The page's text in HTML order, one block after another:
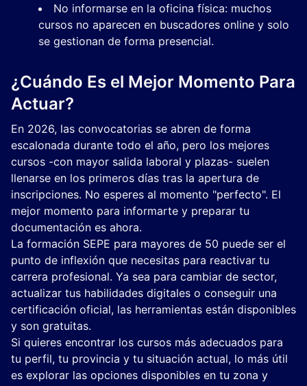
No informarse en la oficina física: muchos
cursos no aparecen en buscadores online y solo
se gestionan de forma presencial.
¿Cuándo Es el Mejor Momento Para
Actuar?
En 2026, las convocatorias se abren de forma
escalonada durante todo el año, pero los mejores
cursos -con mayor salida laboral y plazas- suelen
llenarse en los primeros días tras la apertura de
inscripciones. No esperes al momento "perfecto". El
mejor momento para informarte y preparar tu
documentación es ahora.
La formación SEPE para mayores de 50 puede ser el
punto de inflexión que necesitas para reactivar tu
carrera profesional. Ya sea para cambiar de sector,
actualizar tus habilidades digitales o conseguir una
certificación oficial, las herramientas están disponibles
y son gratuitas.
Si quieres encontrar los cursos más adecuados para
tu perfil, tu provincia y tu situación actual, lo más útil
es explorar las opciones disponibles en tu zona y